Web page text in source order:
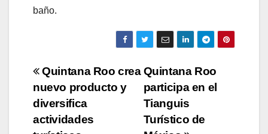
baño.
Navegación
de
entradas
Quintana Roo
participa en el
Tianguis
Turístico de
Quintana Roo crea
nuevo producto y
diversifica
actividades